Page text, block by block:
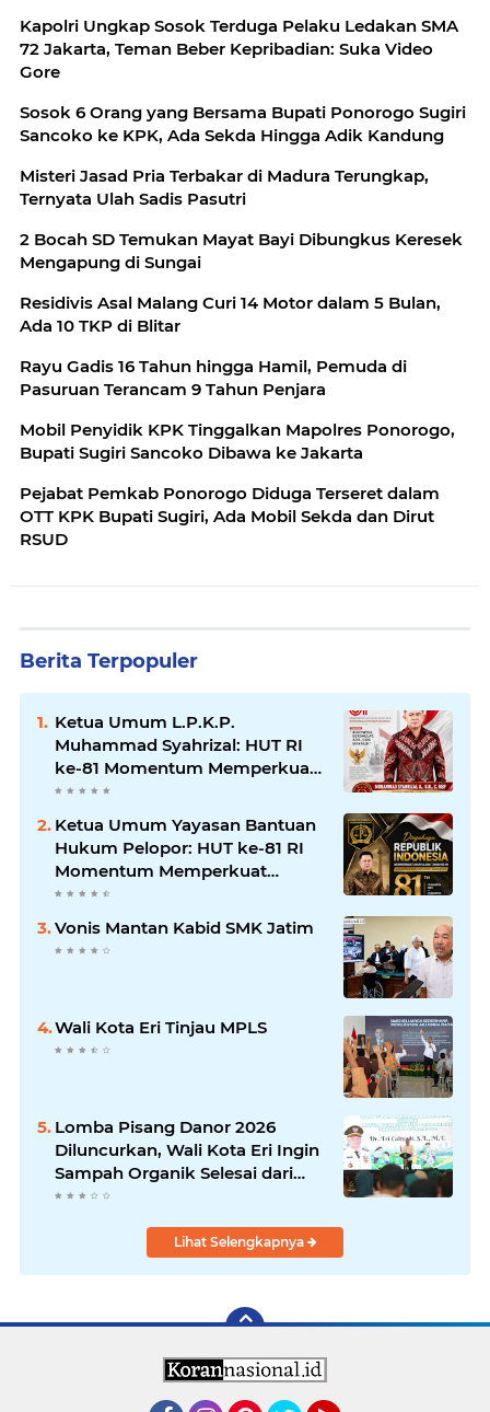
Kapolri Ungkap Sosok Terduga Pelaku Ledakan SMA
72 Jakarta, Teman Beber Kepribadian: Suka Video
Gore
Sosok 6 Orang yang Bersama Bupati Ponorogo Sugiri
Sancoko ke KPK, Ada Sekda Hingga Adik Kandung
Misteri Jasad Pria Terbakar di Madura Terungkap,
Ternyata Ulah Sadis Pasutri
2 Bocah SD Temukan Mayat Bayi Dibungkus Keresek
Mengapung di Sungai
Residivis Asal Malang Curi 14 Motor dalam 5 Bulan,
Ada 10 TKP di Blitar
Rayu Gadis 16 Tahun hingga Hamil, Pemuda di
Pasuruan Terancam 9 Tahun Penjara
Mobil Penyidik KPK Tinggalkan Mapolres Ponorogo,
Bupati Sugiri Sancoko Dibawa ke Jakarta
Pejabat Pemkab Ponorogo Diduga Terseret dalam
OTT KPK Bupati Sugiri, Ada Mobil Sekda dan Dirut
RSUD
Berita Terpopuler
Ketua Umum L.P.K.P.
Muhammad Syahrizal: HUT RI
ke-81 Momentum Memperkuat
Persatuan dan Keadilan bagi
Ketua Umum Yayasan Bantuan
Hukum Pelopor: HUT ke-81 RI
Momentum Memperkuat
Keadilan, Persatuan, dan
Vonis Mantan Kabid SMK Jatim
Wali Kota Eri Tinjau MPLS
Lomba Pisang Danor 2026
Diluncurkan, Wali Kota Eri Ingin
Sampah Organik Selesai dari
Rumah
Lihat Selengkapnya